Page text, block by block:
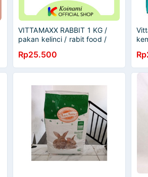
VITTAMAXX RABBIT 1 KG /
pakan kelinci / rabit food /
Rp25.500